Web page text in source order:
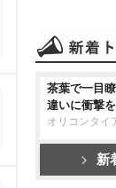
茶葉で一目
違いに衝撃
オリコンタイ
新